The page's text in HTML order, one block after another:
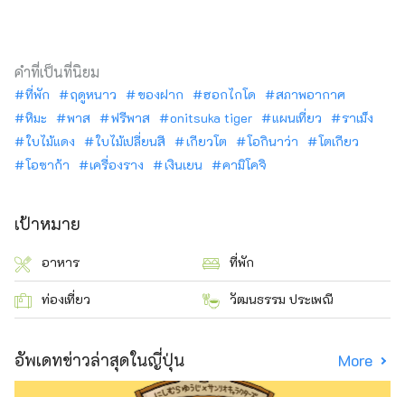
คำที่เป็นที่นิยม
ที่พัก ฤดูหนาว ของฝาก ฮอกไกโด
สภาพอากาศ
หิมะ
พาส ฟรีพาส onitsuka tiger แผนเที่ยว
ราเม็ง
ใบไม้แดง
ใบไม้เปลี่ยนสี เกียวโต โอกินาว่า
โตเกียว
โอซาก้า
เครื่องราง เงินเยน คามิโคจิ
เป้าหมาย
อาหาร ที่พัก
ท่องเที่ยว วัฒนธรรม ประเพณี
อัพเดทข่าวล่าสุดในญี่ปุ่น More